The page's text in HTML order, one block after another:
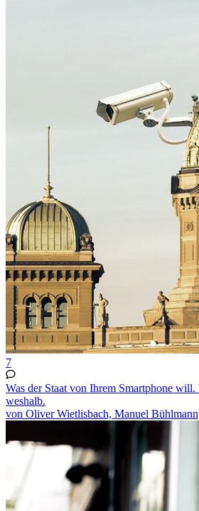
7
Was der Staat von Ihrem Smartphone
weshalb.
von Oliver Wietlisbach, Manuel Bühlmann